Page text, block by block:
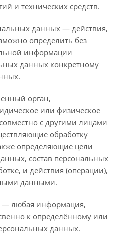
и технических средств.
данных — действия,
определить без
информации
данных конкретному
орган,
или физическое
с другими лицами
обработку
определяющие цели
состав персональных
и действия (операции),
данными.
— любая информация,
к определённому или
данных.